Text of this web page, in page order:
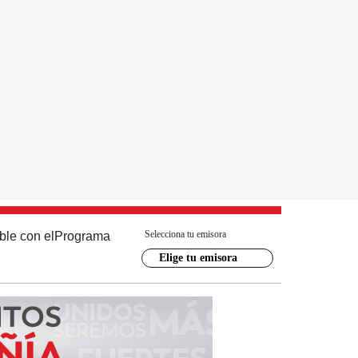
con el Programa Selecciona tu emisora
Elige tu emisora